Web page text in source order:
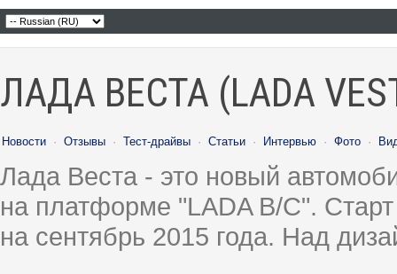
ЛАДА ВЕСТА (LADA
Новости · Отзывы · Тест-драйвы · Статьи · Интервью · Фото ·
Лада Веста - это новый
на платформе "LADA B/C".
на сентябрь 2015 года. Над